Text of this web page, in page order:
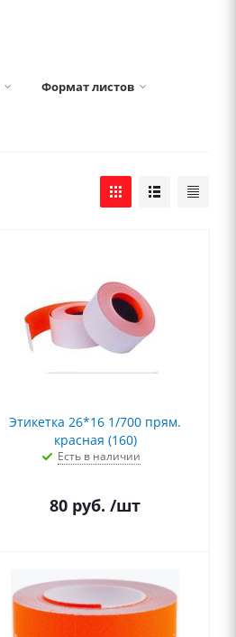
Формат листов
Этикетка 26*16 1/700 прям.
красная (160)
Есть в наличии
80 руб. /шт